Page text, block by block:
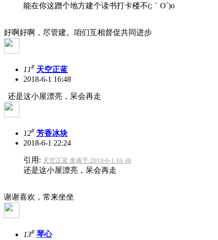
能在你这蹭个地方建个读书打卡楼不(;｀O´)o
好啊好啊，尽管建。咱们互相督促共同进步
11# 天空正蓝
2018-6-1 16:48
还是这小屋漂亮，呆会再走
12# 芳香冰块
2018-6-1 22:24
引用: 天空正蓝 发表于 2018-6-1 16:48
还是这小屋漂亮，呆会再走
谢谢喜欢，常来坐坐
13# 琴心